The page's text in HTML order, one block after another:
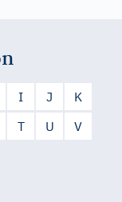
I J
K
T U
V